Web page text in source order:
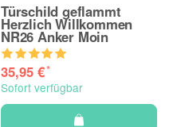
Türschild geflammt
Herzlich Willkommen
NR26 Anker Moin
35,95 €*
Sofort verfügbar